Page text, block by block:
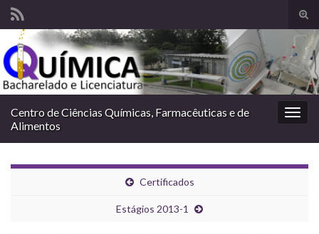
de
Search for:
Centro de Ciências Químicas, Farmacêuticas e de
Alimentos
Certificados
Estágios 2013-1